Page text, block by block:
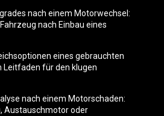
nach einem Motorwechsel:
nach Einbau eines
eines gebrauchten
Leitfaden für den klugen
nach einem Motorschaden:
Austauschmotor oder